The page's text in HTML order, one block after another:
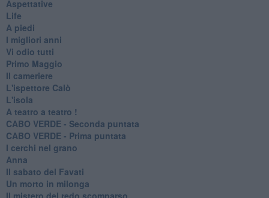
Aspettative
Life
A piedi
I migliori anni
Vi odio tutti
Primo Maggio
Il cameriere
L'ispettore Calò
L'isola
A teatro a teatro !
CABO VERDE - Seconda puntata
CABO VERDE - Prima puntata
I cerchi nel grano
Anna
Il sabato del Favati
Un morto in milonga
Il mistero del redo scomparso